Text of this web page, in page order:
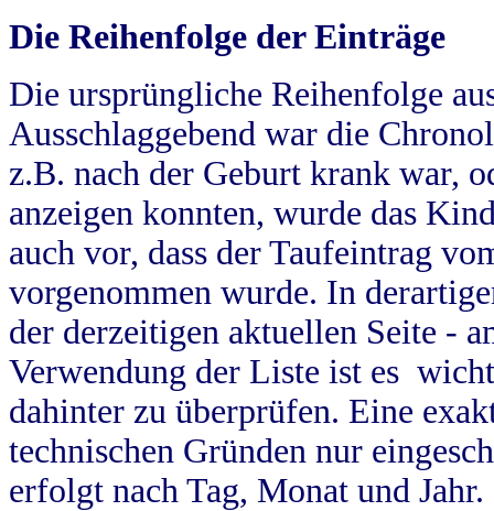
Die Reihenfolge der Einträge
Die ursprüngliche Reihenfolge
Ausschlaggebend war die
z.B. nach der Geburt krank war,
anzeigen konnten, wurde das
auch vor, dass der Taufeintrag
vorgenommen wurde. In
der derzeitigen aktuellen Seite -
Verwendung der Liste ist es
dahinter zu überprüfen. Eine
technischen Gründen nur
erfolgt nach Tag, Monat und Jahr.